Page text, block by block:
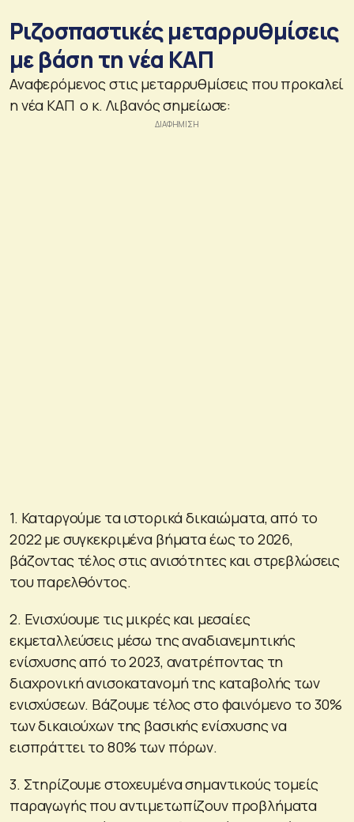
Ριζοσπαστικές μεταρρυθμίσεις
με βάση τη νέα ΚΑΠ
Αναφερόμενος στις μεταρρυθμίσεις που προκαλεί
η νέα ΚΑΠ ο κ. Λιβανός σημείωσε:
1. Καταργούμε τα ιστορικά δικαιώματα, από το
2022 με συγκεκριμένα βήματα έως το 2026,
βάζοντας τέλος στις ανισότητες και στρεβλώσεις
του παρελθόντος.
2. Ενισχύουμε τις μικρές και μεσαίες
εκμεταλλεύσεις μέσω της αναδιανεμητικής
ενίσχυσης από το 2023, ανατρέποντας τη
διαχρονική ανισοκατανομή της καταβολής των
ενισχύσεων. Βάζουμε τέλος στο φαινόμενο το 30%
των δικαιούχων της βασικής ενίσχυσης να
εισπράττει το 80% των πόρων.
3. Στηρίζουμε στοχευμένα σημαντικούς τομείς
παραγωγής που αντιμετωπίζουν προβλήματα